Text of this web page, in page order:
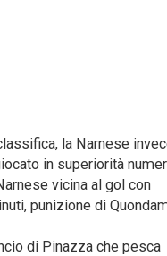
la Narnese
in superiorità
vicina al gol con
punizione di
di Pinazza che pesca